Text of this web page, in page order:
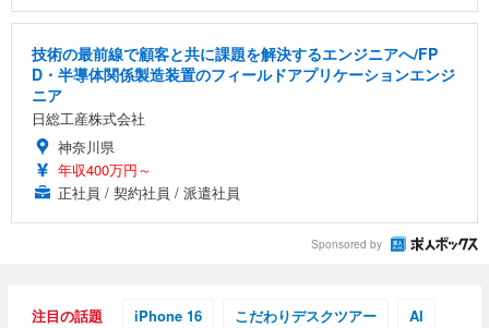
技術の最前線で顧客と共に課題を解決するエンジニアへ/FP
D・半導体関係製造装置のフィールドアプリケーションエンジ
ニア
日総工産株式会社
神奈川県
年収400万円～
正社員 / 契約社員 / 派遣社員
Sponsored by
注目の話題 iPhone 16 こだわりデスクツアー AI